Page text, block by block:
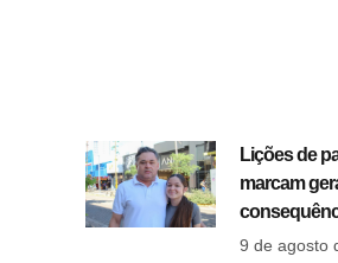
Lições de
marcam
9 de agosto